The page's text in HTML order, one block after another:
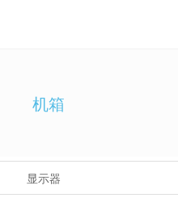
机箱
显示器